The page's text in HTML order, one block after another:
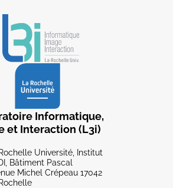
Informatique,
et Interaction (L3i)
Rochelle Université, Institut
Bâtiment Pascal
Michel Crépeau 17042
Rochelle